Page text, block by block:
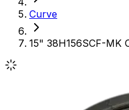
Curve
15" 38H156SCF-MK